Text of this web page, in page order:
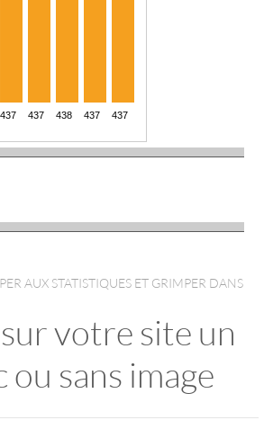
AUX STATISTIQUES ET GRIMPER DANS
votre site un
ou sans image